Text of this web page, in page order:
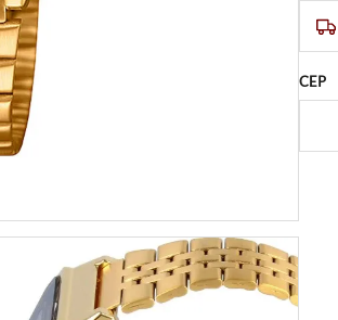
CEP